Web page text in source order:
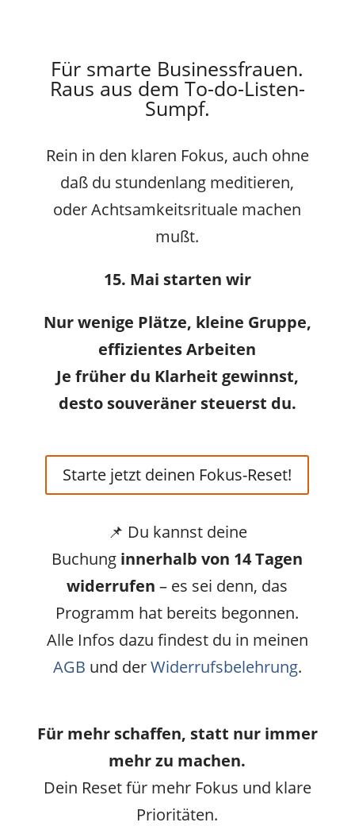
Für smarte Businessfrauen.
Raus aus dem To-do-Listen-
Sumpf.
Rein in den klaren Fokus, auch ohne
daß du stundenlang meditieren,
oder Achtsamkeitsrituale machen
mußt.
15. Mai starten wir
Nur wenige Plätze, kleine Gruppe,
effizientes Arbeiten
Je früher du Klarheit gewinnst,
desto souveräner steuerst du.
Starte jetzt deinen Fokus-Reset!
📌 Du kannst deine
Buchung innerhalb von 14 Tagen
widerrufen – es sei denn, das
Programm hat bereits begonnen.
Alle Infos dazu findest du in meinen
AGB und derWiderrufsbelehrung.
Für mehr schaffen, statt nur immer
mehr zu machen.
Dein Reset für mehr Fokus und klare
Prioritäten.